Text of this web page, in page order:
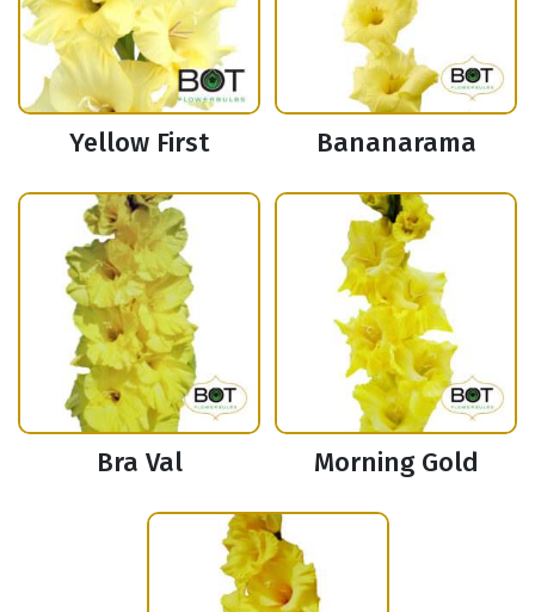
Yellow First Bananarama
Bra Val Morning Gold